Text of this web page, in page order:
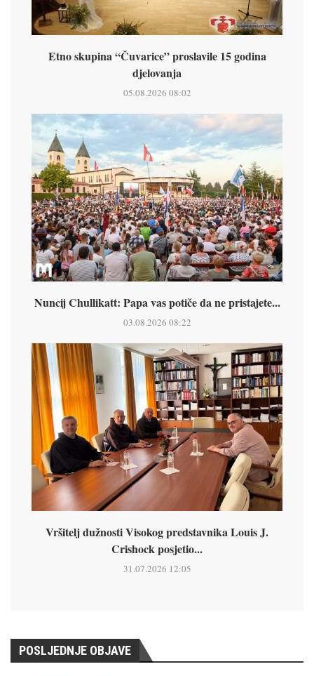
Etno skupina “Čuvarice” proslavile 15 godina
djelovanja
05.08.2026 08:02
Nuncij Chullikatt: Papa vas potiče da ne pristajete...
03.08.2026 08:22
Vršitelj dužnosti Visokog predstavnika Louis J.
Crishock posjetio...
31.07.2026 12:05
POSLJEDNJE OBJAVE